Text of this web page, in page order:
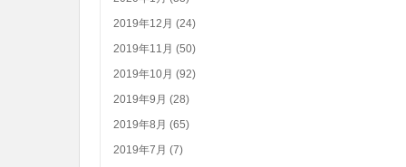
2019年12月 (24)
2019年11月 (50)
2019年10月 (92)
2019年9月 (28)
2019年8月 (65)
2019年7月 (7)